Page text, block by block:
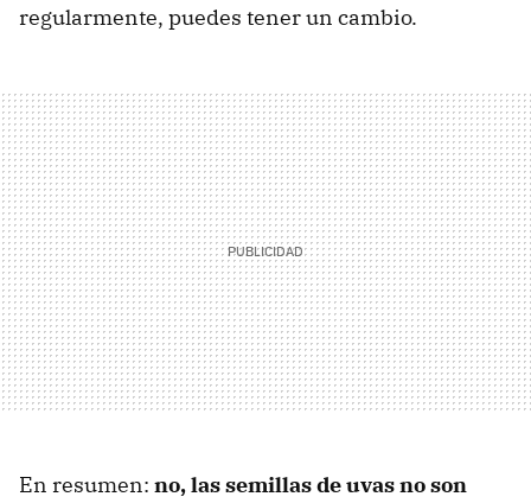
regularmente, puedes tener un cambio.
En resumen: no, las semillas de uvas no son